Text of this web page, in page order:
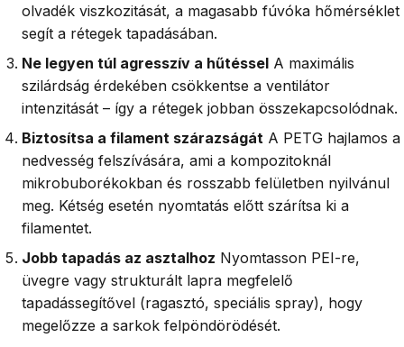
olvadék viszkozitását, a magasabb fúvóka hőmérséklet
segít a rétegek tapadásában.
Ne legyen túl agresszív a hűtéssel A maximális
szilárdság érdekében csökkentse a ventilátor
intenzitását – így a rétegek jobban összekapcsolódnak.
Biztosítsa a filament szárazságát A PETG hajlamos a
nedvesség felszívására, ami a kompozitoknál
mikrobuborékokban és rosszabb felületben nyilvánul
meg. Kétség esetén nyomtatás előtt szárítsa ki a
filamentet.
Jobb tapadás az asztalhoz Nyomtasson PEI-re,
üvegre vagy strukturált lapra megfelelő
tapadássegítővel (ragasztó, speciális spray), hogy
megelőzze a sarkok felpöndörödését.